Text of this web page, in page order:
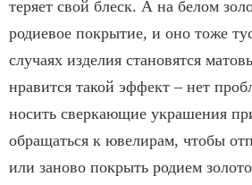
теряет свой блеск. А на белом
родиевое покрытие, и оно тоже
случаях изделия становятся
нравится такой эффект – нет
носить сверкающие украшения
обращаться к ювелирам, чтобы
или заново покрыть родием